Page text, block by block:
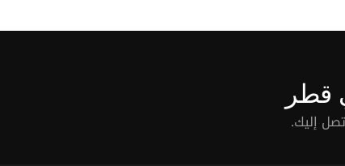
جميلة ومناطق مشتركة. مسارات للمشي مصممة
والمزارات الثقافية. سهولة الوصول إلى وسائل
النقل العامة لضمان الراحة. جو مجتمعي حيوي مع
أنشطة ممتعة. ممرات بحرية رائعة مثالية للتجول
قطر
إليك.